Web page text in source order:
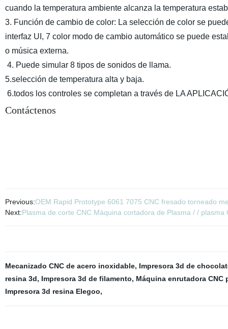
cuando la temperatura ambiente alcanza la temperatura
3. Función de cambio de color: La selección de color se
interfaz UI, 7 color modo de cambio automático se puede
o música externa.
4. Puede simular 8 tipos de sonidos de llama.
5.selección de temperatura alta y baja.
6.todos los controles se completan a través de LA
Contáctenos
Previous:OEM Rapid Prototype 6061 7075 CNC fresado torneado
Next:Plasma de corte CNC Máquina cortadora de Plasma / / plasma
Mecanizado CNC de acero inoxidable, Impresora 3d de
resina 3d, Impresora 3d de filamento, Máquina enrutadora CNC
Impresora 3d resina Elegoo,